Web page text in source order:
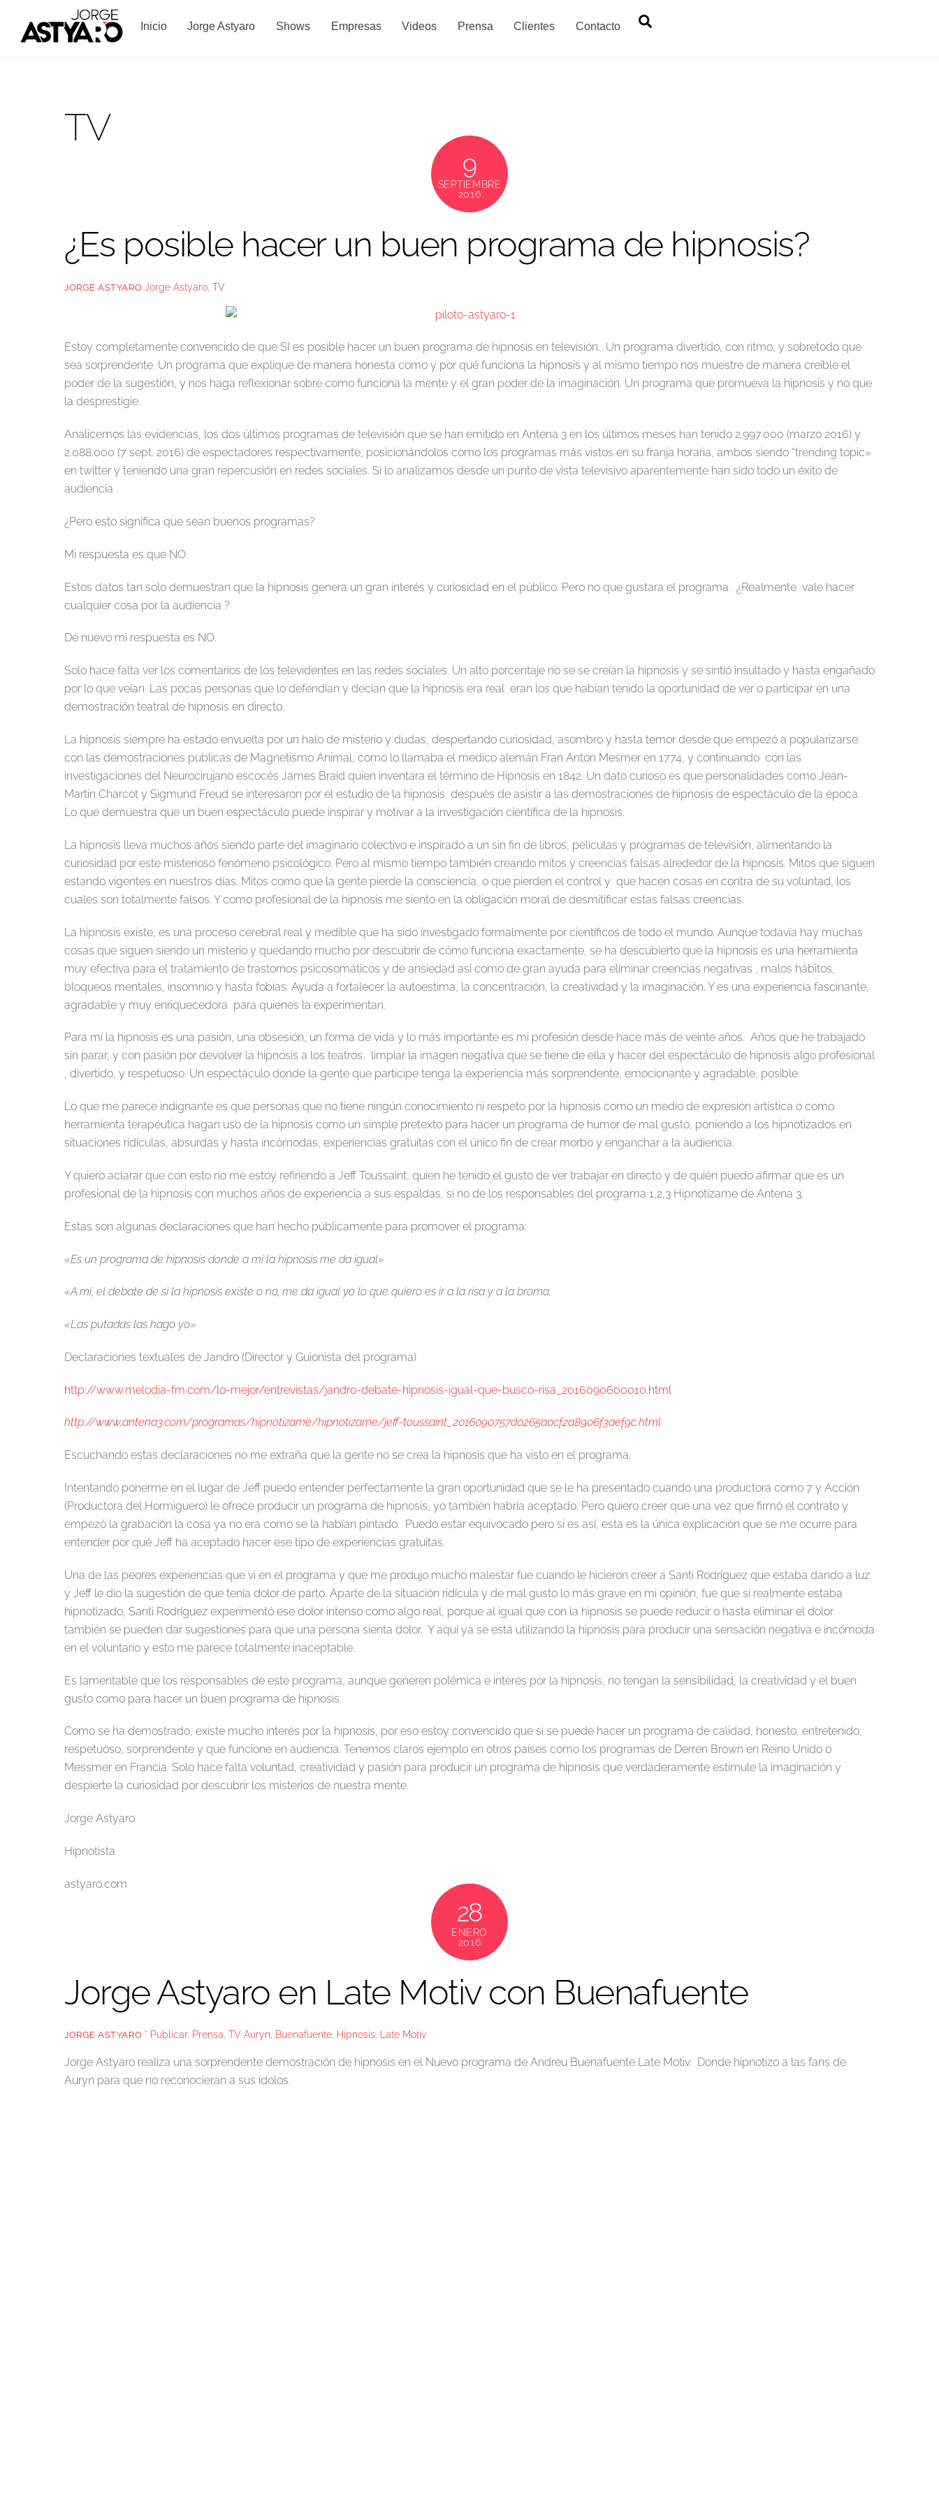
content
Inicio Jorge Astyaro Shows Empresas Videos Prensa Clientes Contacto
TV
9
SEPTIEMBRE
2016
¿Es posible hacer un buen programa de hipnosis?
JORGE ASTYARO Jorge Astyaro ,TV
Estoy completamente convencido de que SI es posible hacer un buen programa de hipnosis en televisión. Un programa divertido, con ritmo, y sobretodo que
sea sorprendente. Un programa que explique de manera honesta como y por qué funciona la hipnosis y al mismo tiempo nos muestre de manera creíble el
poder de la sugestión, y nos haga reflexionar sobre como funciona la mente y el gran poder de la imaginación. Un programa que promueva la hipnosis y no que
la desprestigie.
Analicemos las evidencias, los dos últimos programas de televisión que se han emitido en Antena 3 en los últimos meses han tenido 2.997.000 (marzo 2016) y
2.088.000 (7 sept. 2016) de espectadores respectivamente, posicionándolos como los programas más vistos en su franja horaria, ambos siendo “trending topic»
en twitter y teniendo una gran repercusión en redes sociales. Si lo analizamos desde un punto de vista televisivo aparentemente han sido todo un éxito de
audiencia .
¿Pero esto significa que sean buenos programas?
Mi respuesta es que NO.
Estos datos tan solo demuestran que la hipnosis genera un gran interés y curiosidad en el público. Pero no que gustara el programa. ¿Realmente vale hacer
cualquier cosa por la audiencia ?
De nuevo mi respuesta es NO.
Solo hace falta ver los comentarios de los televidentes en las redes sociales. Un alto porcentaje no se se creían la hipnosis y se sintió insultado y hasta engañado
por lo que veían. Las pocas personas que lo defendían y decían que la hipnosis era real eran los que habían tenido la oportunidad de ver o participar en una
demostración teatral de hipnosis en directo.
La hipnosis siempre ha estado envuelta por un halo de misterio y dudas, despertando curiosidad, asombro y hasta temor desde que empezó a popularizarse
con las demostraciones publicas de Magnetismo Animal, como lo llamaba el medico alemán Fran Anton Mesmer en 1774, y continuando con las
investigaciones del Neurocirujano escocés James Braid quien inventara el término de Hipnosis en 1842. Un dato curioso es que personalidades como Jean-
Martin Charcot y Sigmund Freud se interesaron por el estudio de la hipnosis después de asistir a las demostraciones de hipnosis de espectáculo de la época.
Lo que demuestra que un buen espectáculo puede inspirar y motivar a la investigación científica de la hipnosis.
La hipnosis lleva muchos años siendo parte del imaginario colectivo e inspirado a un sin fin de libros, películas y programas de televisión, alimentando la
curiosidad por este misterioso fenómeno psicológico. Pero al mismo tiempo también creando mitos y creencias falsas alrededor de la hipnosis. Mitos que siguen
estando vigentes en nuestros días. Mitos como que la gente pierde la consciencia, o que pierden el control y que hacen cosas en contra de su voluntad, los
cuales son totalmente falsos. Y como profesional de la hipnosis me siento en la obligación moral de desmitificar estas falsas creencias.
La hipnosis existe, es una proceso cerebral real y medible que ha sido investigado formalmente por científicos de todo el mundo. Aunque todavía hay muchas
cosas que siguen siendo un misterio y quedando mucho por descubrir de cómo funciona exactamente, se ha descubierto que la hipnosis es una herramienta
muy efectiva para el tratamiento de trastornos psicosomáticos y de ansiedad así como de gran ayuda para eliminar creencias negativas , malos hábitos,
bloqueos mentales, insomnio y hasta fobias. Ayuda a fortalecer la autoestima, la concentración, la creatividad y la imaginación. Y es una experiencia fascinante,
agradable y muy enriquecedora para quienes la experimentan.
Para mí la hipnosis es una pasión, una obsesión, un forma de vida y lo más importante es mi profesión desde hace más de veinte años. Años que he trabajado
sin parar, y con pasión por devolver la hipnosis a los teatros, limpiar la imagen negativa que se tiene de ella y hacer del espectáculo de hipnosis algo profesional
, divertido, y respetuoso. Un espectáculo donde la gente que participe tenga la experiencia más sorprendente, emocionante y agradable, posible.
Lo que me parece indignante es que personas que no tiene ningún conocimiento ni respeto por la hipnosis como un medio de expresión artística o como
herramienta terapéutica hagan uso de la hipnosis como un simple pretexto para hacer un programa de humor de mal gusto, poniendo a los hipnotizados en
situaciones ridículas, absurdas y hasta incómodas, experiencias gratuitas con el único fin de crear morbo y enganchar a la audiencia.
Y quiero aclarar que con esto no me estoy refiriendo a Jeff Toussaint, quien he tenido el gusto de ver trabajar en directo y de quién puedo afirmar que es un
profesional de la hipnosis con muchos años de experiencia a sus espaldas, si no de los responsables del programa 1,2,3 Hipnotízame de Antena 3.
Estas son algunas declaraciones que han hecho públicamente para promover el programa:
«Es un programa de hipnosis donde a mí la hipnosis me da igual»
«A mí, el debate de si la hipnosis existe o no, me da igual yo lo que quiero es ir a la risa y a la broma.
«Las putadas las hago yo»
Declaraciones textuales de Jandro (Director y Guionista del programa)
http://www.melodia-fm.com/lo-mejor/entrevistas/jandro-debate-hipnosis-igual-que-busco-risa_2016090600010.html
http://www.antena3.com/programas/hipnotizame/hipnotizame/jeff-toussaint_2016090757d0265a0cf2a8906f3aef9c.html
Escuchando estas declaraciones no me extraña que la gente no se crea la hipnosis que ha visto en el programa.
Intentando ponerme en el lugar de Jeff puedo entender perfectamente la gran oportunidad que se le ha presentado cuando una productora como 7 y Acción
(Productora del Hormiguero) le ofrece producir un programa de hipnosis, yo también habría aceptado. Pero quiero creer que una vez que firmó el contrato y
empezó la grabación la cosa ya no era como se la habían pintado. Puedo estar equivocado pero si es así, esta es la única explicación que se me ocurre para
entender por qué Jeff ha aceptado hacer ese tipo de experiencias gratuitas.
Una de las peores experiencias que vi en el programa y que me produjo mucho malestar fue cuando le hicieron creer a Santi Rodríguez que estaba dando a luz
y Jeff le dio la sugestión de que tenía dolor de parto. Aparte de la situación ridícula y de mal gusto lo más grave en mi opinión, fue que si realmente estaba
hipnotizado, Santi Rodríguez experimentó ese dolor intenso como algo real, porque al igual que con la hipnosis se puede reducir o hasta eliminar el dolor
también se pueden dar sugestiones para que una persona sienta dolor. Y aquí ya se está utilizando la hipnosis para producir una sensación negativa e incómoda
en el voluntario y esto me parece totalmente inaceptable.
Es lamentable que los responsables de este programa, aunque generen polémica e interés por la hipnosis, no tengan la sensibilidad, la creatividad y el buen
gusto como para hacer un buen programa de hipnosis.
Como se ha demostrado, existe mucho interés por la hipnosis, por eso estoy convencido que si se puede hacer un programa de calidad, honesto, entretenido,
respetuoso, sorprendente y que funcione en audiencia. Tenemos claros ejemplo en otros países como los programas de Derren Brown en Reino Unido o
Messmer en Francia. Solo hace falta voluntad, creatividad y pasión para producir un programa de hipnosis que verdaderamente estimule la imaginación y
despierte la curiosidad por descubrir los misterios de nuestra mente.
Jorge Astyaro
Hipnotista
astyaro.com
28
ENERO
2016
Jorge Astyaro en Late Motiv con Buenafuente
JORGE ASTYARO * Publicar, Prensa,TV Auryn, Buenafuente, Hipnosis, Late Motiv
Jorge Astyaro realiza una sorprendente demostración de hipnosis en el Nuevo programa de Andreu Buenafuente Late Motiv. Donde hipnotizo a las fans de
Auryn para que no reconocieran a sus ídolos.
To